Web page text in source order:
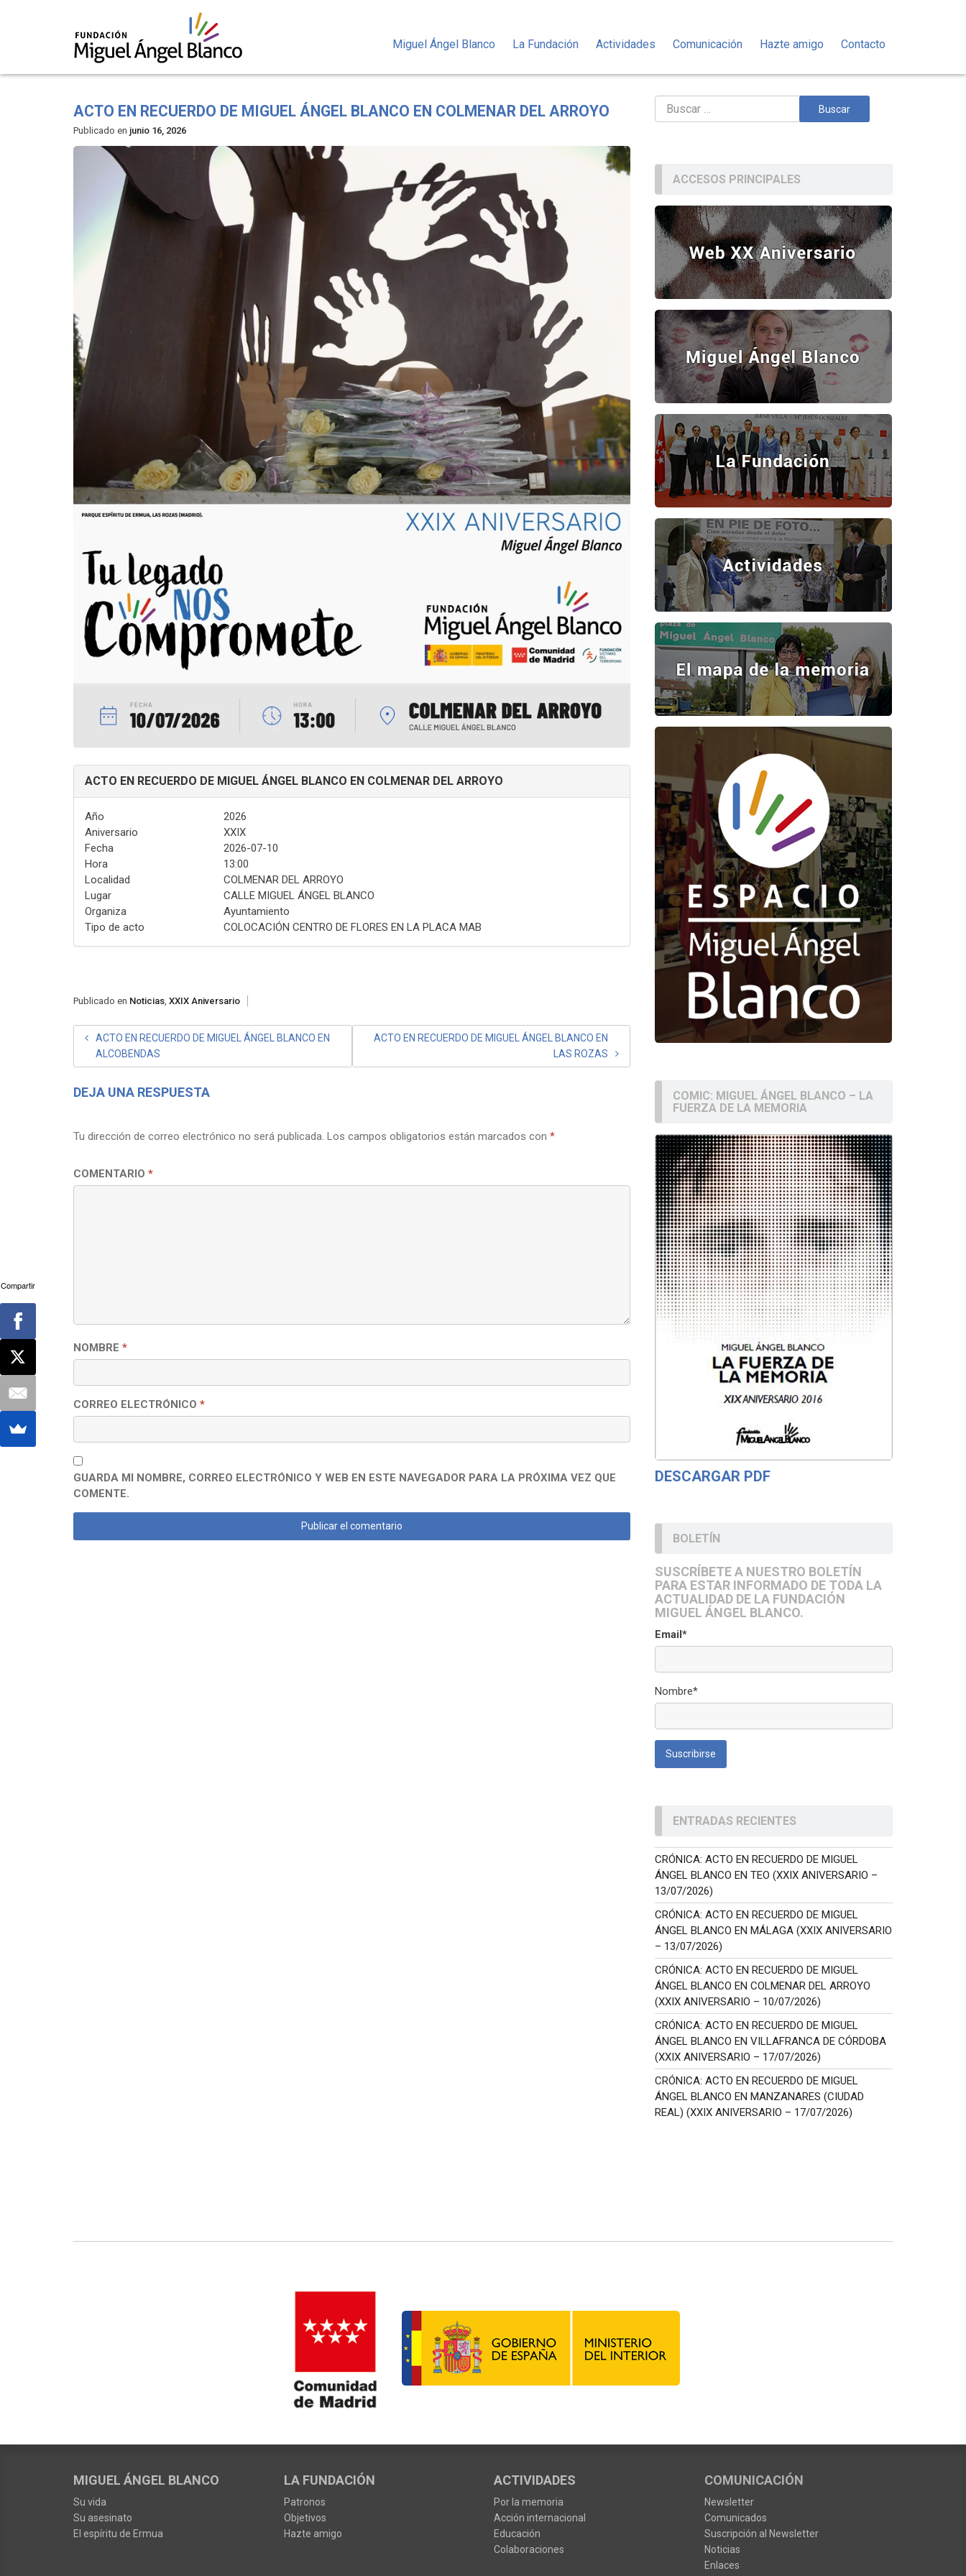
Miguel Ángel Blanco La Fundación Actividades Comunicación Hazte amigo Contacto
ACTO EN RECUERDO DE MIGUEL ÁNGEL BLANCO EN COLMENAR DEL ARROYO
Publicado en junio 16, 2026
ACTO EN RECUERDO DE MIGUEL ÁNGEL BLANCO EN COLMENAR DEL ARROYO
Año
2026
Aniversario
XXIX
Fecha
2026-07-10
Hora
13:00
Localidad
COLMENAR DEL ARROYO
Lugar
CALLE MIGUEL ÁNGEL BLANCO
Organiza
Ayuntamiento
Tipo de acto
COLOCACIÓN CENTRO DE FLORES EN LA PLACA MAB
Publicado en Noticias XXIX Aniversario
NAVEGACIÓN
DE
ENTRADAS
ACTO EN RECUERDO DE MIGUEL ÁNGEL BLANCO EN
ALCOBENDAS
ACTO EN RECUERDO DE MIGUEL ÁNGEL BLANCO EN
LAS ROZAS
DEJA UNA RESPUESTA
Tu dirección de correo electrónico no será publicada. Los campos obligatorios están marcados con *
COMENTARIO *
NOMBRE *
CORREO ELECTRÓNICO *
GUARDA MI NOMBRE, CORREO ELECTRÓNICO Y WEB EN ESTE NAVEGADOR PARA LA PRÓXIMA VEZ QUE
COMENTE.
Buscar:
ACCESOS PRINCIPALES
COMIC: MIGUEL ÁNGEL BLANCO – LA
FUERZA DE LA MEMORIA
DESCARGAR PDF
BOLETÍN
SUSCRÍBETE A NUESTRO BOLETÍN
PARA ESTAR INFORMADO DE TODA LA
ACTUALIDAD DE LA FUNDACIÓN
MIGUEL ÁNGEL BLANCO.
Email*
Nombre*
ENTRADAS RECIENTES
CRÓNICA: ACTO EN RECUERDO DE MIGUEL
ÁNGEL BLANCO EN TEO (XXIX ANIVERSARIO –
13/07/2026)
CRÓNICA: ACTO EN RECUERDO DE MIGUEL
ÁNGEL BLANCO EN MÁLAGA (XXIX ANIVERSARIO
– 13/07/2026)
CRÓNICA: ACTO EN RECUERDO DE MIGUEL
ÁNGEL BLANCO EN COLMENAR DEL ARROYO
(XXIX ANIVERSARIO – 10/07/2026)
CRÓNICA: ACTO EN RECUERDO DE MIGUEL
ÁNGEL BLANCO EN VILLAFRANCA DE CÓRDOBA
(XXIX ANIVERSARIO – 17/07/2026)
CRÓNICA: ACTO EN RECUERDO DE MIGUEL
ÁNGEL BLANCO EN MANZANARES (CIUDAD
REAL) (XXIX ANIVERSARIO – 17/07/2026)
MIGUEL ÁNGEL BLANCO
Su vida
Su asesinato
El espíritu de Ermua
LA FUNDACIÓN
Patronos
Objetivos
Hazte amigo
ACTIVIDADES
Por la memoria
Acción internacional
Educación
Colaboraciones
COMUNICACIÓN
Newsletter
Comunicados
Suscripción al Newsletter
Noticias
Enlaces
Compartir